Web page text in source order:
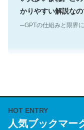
かりやすい解説な
─GPTの仕組みと限界
説してる記事が少
https://
/064121
HOT ENTRY
人気ブックマー